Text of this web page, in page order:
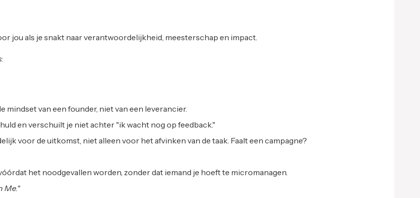
jou als je snakt naar verantwoordelijkheid, meesterschap en impact.
:
mindset van een founder, niet van een leverancier.
en verschuilt je niet achter "ik wacht nog op feedback."
voor de uitkomst, niet alleen voor het afvinken van de taak. Faalt een campagne?
het noodgevallen worden, zonder dat iemand je hoeft te micromanagen.
Me."